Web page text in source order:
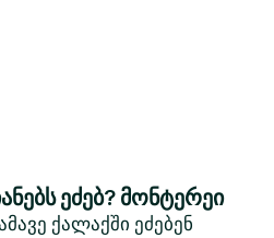
ეძებ? მონტერეი
ქალაქში ეძებენ